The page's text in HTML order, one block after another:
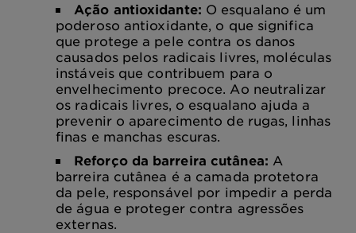
Ação antioxidante: O esqualano é um
poderoso antioxidante, o que significa
que protege a pele contra os danos
causados pelos radicais livres, moléculas
instáveis que contribuem para o
envelhecimento precoce. Ao neutralizar
os radicais livres, o esqualano ajuda a
prevenir o aparecimento de rugas, linhas
finas e manchas escuras.
Reforço da barreira cutânea: A
barreira cutânea é a camada protetora
da pele, responsável por impedir a perda
de água e proteger contra agressões
externas.